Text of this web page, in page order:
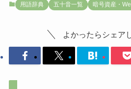
用語辞典 五十音一覧 暗号資産・
よかったらシェア